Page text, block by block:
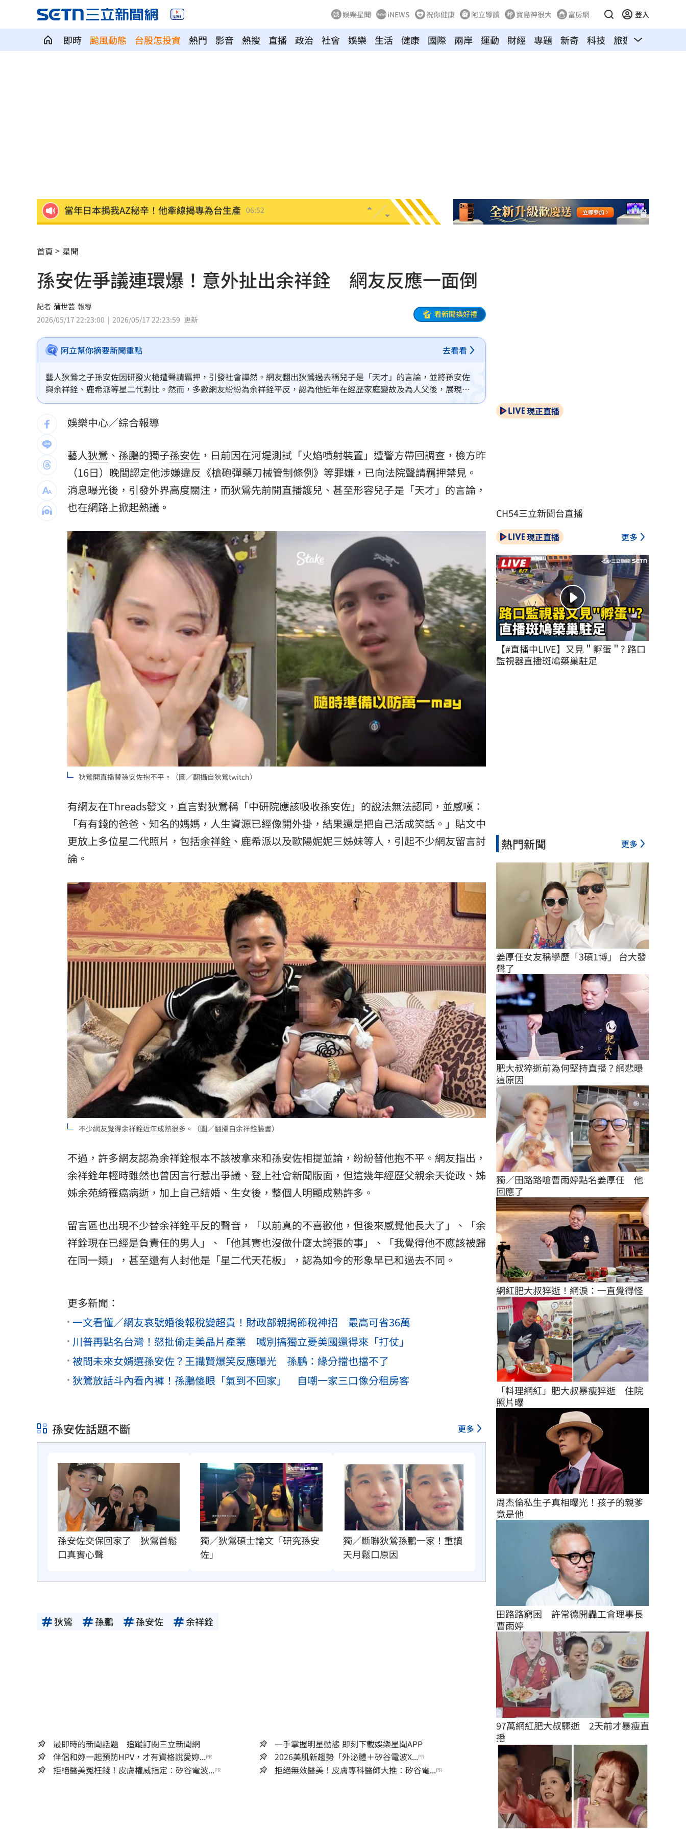
娛樂星聞 iNEWS 祝你健康 阿立導讀 寶島神很大 富房網 登入
即時 颱風動態 台股怎投資 熱門 影音 熱搜 直播 政治 社會 娛樂 生活 健康 國際 兩岸 運動 財經 專題 新奇 科技 旅遊 汽車
白海豚劇烈降雨來了 8縣市大雨特報開炸 06:40
姜厚任女友「3碩1博」爆造假！本人發聲了
慈濟遭詐10億 AIT突發文打擊詐騙網笑翻 06:09
新北爆警匪追逐…轟4槍射3輪！破窗逮毒駕
強彈千點！「18檔」收復失土台股ETF
7月急跌觸底 高含積這幾檔受益人激增！
白海豚海警範圍擴大！最新暴風圈侵襲率曝 05:44
就業意外爆冷！那指漲342點 標普500新高
日本銀髮族瘋工作 逾4成想做到80歲 05:05
解散統促黨？他曝翁曉玲一招：恐白忙一場 04:58
疫苗真相！蔣萬安嗆一句 謝金河痛心發聲
股災這8檔規模逆勢創高 它最猛成長逾10% 04:20
台灣彩券開獎直播中 20:31
LIVE三立+24小時直播
三立iNEWS新聞台線上直播 18:00
商場戰國來臨 台中「頂奢大道」逐漸成形
台彩父親節推新刮刮樂千萬頭獎超「爸」氣 12:00
「拍片人的多重宇宙」職涯論壇9/12登場！ 10:30
8國球員齊聚高雄 Formosa 7s掀足球熱潮 10:00
理想混蛋號召粉絲跨海追星吃美食！
首頁 星聞
孫安佐爭議連環爆！意外扯出余祥銓 網友反應一面倒
記者 蒲世芸 報導
2026/05/17 22:23:00
2026/05/17 22:23:59 更新
看新聞換好禮
阿立幫你摘要新聞重點 去看看
藝人狄鶯之子孫安佐因研發火槍遭聲請羈押，引發社會譁然。網友翻出狄鶯過去稱兒子是「天才」的言論，並將孫安佐
與余祥銓、鹿希派等星二代對比。然而，多數網友紛紛為余祥銓平反，認為他近年在經歷家庭變故及為人父後，展現出
高度責任感與成熟形象，形象大幅翻轉，甚至被封為「星二代天花板」。相較之下，孫安佐的行為令大眾感到遺憾，引
發網路對於家庭教育與資源運用的熱烈討論。
娛樂中心／綜合報導
藝人狄鶯 、 孫鵬的獨子孫安佐 ，日前因在河堤測試「火焰噴射裝置」遭警方帶回調查，檢方昨
（16日）晚間認定他涉嫌違反《槍砲彈藥刀械管制條例》等罪嫌，已向法院聲請羈押禁見。
消息曝光後，引發外界高度關注，而狄鶯先前開直播護兒、甚至形容兒子是「天才」的言論，
也在網路上掀起熱議。
狄鶯開直播替孫安佐抱不平。（圖／翻攝自狄鶯twitch）
有網友在Threads發文，直言對狄鶯稱「中研院應該吸收孫安佐」的說法無法認同，並感嘆：
「有有錢的爸爸、知名的媽媽，人生資源已經像開外掛，結果還是把自己活成笑話。」貼文中
更放上多位星二代照片，包括余祥銓 、鹿希派以及歐陽妮妮三姊妹等人，引起不少網友留言討
論。
不少網友覺得余祥銓近年成熟很多。（圖／翻攝自余祥銓臉書）
不過，許多網友認為余祥銓根本不該被拿來和孫安佐相提並論，紛紛替他抱不平。網友指出，
余祥銓年輕時雖然也曾因言行惹出爭議、登上社會新聞版面，但這幾年經歷父親余天從政、姊
姊余苑綺罹癌病逝，加上自己結婚、生女後，整個人明顯成熟許多。
留言區也出現不少替余祥銓平反的聲音，「以前真的不喜歡他，但後來感覺他長大了」、「余
祥銓現在已經是負責任的男人」、「他其實也沒做什麼太誇張的事」、「我覺得他不應該被歸
在同一類」，甚至還有人封他是「星二代天花板」，認為如今的形象早已和過去不同。
更多新聞：
一文看懂／網友哀號婚後報稅變超貴！財政部親揭節稅神招 最高可省36萬
川普再點名台灣！怒批偷走美晶片產業 喊別搞獨立憂美國還得來「打仗」
被問未來女婿選孫安佐？王識賢爆笑反應曝光 孫鵬：緣分擋也擋不了
狄鶯放話斗內看內褲！孫鵬傻眼「氣到不回家」 自嘲一家三口像分租房客
孫安佐話題不斷 更多
孫安佐交保回家了　狄鶯首鬆
口真實心聲
獨／狄鶯碩士論文「研究孫安
佐」
獨／斷聯狄鶯孫鵬一家！重讀
天月鬆口原因
狄鶯 孫鵬 孫安佐 余祥銓
最即時的新聞話題 追蹤訂閱三立新聞網
一手掌握明星動態 即刻下載娛樂星聞APP
伴侶和妳一起預防HPV，才有資格說愛妳...PR 2026美肌新趨勢「外泌體＋矽谷電波X...PR
拒絕醫美冤枉錢！皮膚權威指定：矽谷電波...PR 拒絕無效醫美！皮膚專科醫師大推：矽谷電...PR
現正直播
CH54三立新聞台直播
現正直播 更多
【#直播中LIVE】又見＂孵蛋＂? 路口
監視器直播斑鳩築巢駐足
熱門新聞 更多
姜厚任女友稱學歷「3碩1博」 台大發
聲了
肥大叔猝逝前為何堅持直播？網悲曝
這原因
獨／田路路嗆曹雨婷點名姜厚任　他
回應了
網紅肥大叔猝逝！網淚：一直覺得怪
「料理網紅」肥大叔暴瘦猝逝　住院
照片曝
周杰倫私生子真相曝光！孩子的親爹
竟是他
田路路窮困　許常德開轟工會理事長
曹雨婷
97萬網紅肥大叔驟逝　2天前才暴瘦直
播